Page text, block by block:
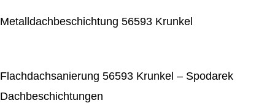
Metalldachbeschichtung 56593 Krunkel
Flachdachsanierung 56593 Krunkel – Spodarek
Dachbeschichtungen